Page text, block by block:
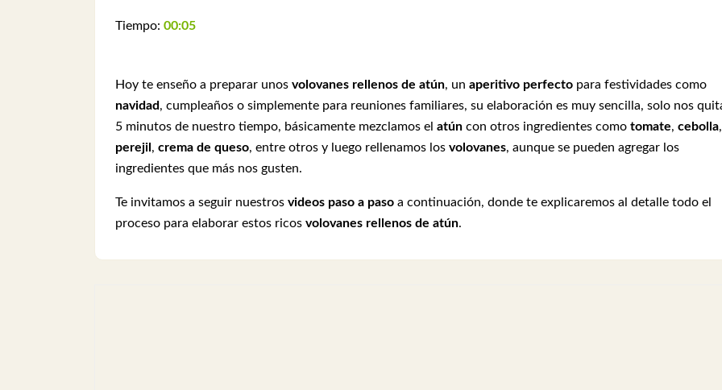
Tiempo: 00:05
Hoy te enseño a preparar unos volovanes rellenos de atún, un aperitivo perfecto para festividades como
navidad, cumpleaños o simplemente para reuniones familiares, su elaboración es muy sencilla, solo nos
5 minutos de nuestro tiempo, básicamente mezclamos el atún con otros ingredientes como tomate, cebolla,
perejil , crema de queso, entre otros y luego rellenamos los volovanes, aunque se pueden agregar los
ingredientes que más nos gusten.
Te invitamos a seguir nuestros videos paso a paso a continuación, donde te explicaremos al detalle todo el
proceso para elaborar estos ricos volovanes rellenos de atún.